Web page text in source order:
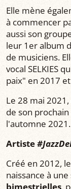
Elle mène
à commencer
aussi son
leur 1er album
de musiciens.
vocal SELKIES
paix" en 2017
Le 28 mai
de son
l'automne 2021.
Artiste
Créé en 2012,
naissance à